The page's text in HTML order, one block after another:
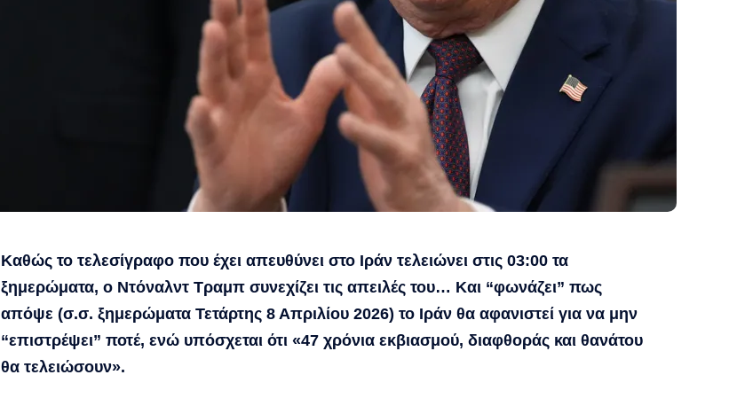
Καθώς το τελεσίγραφο που έχει απευθύνει στο Ιράν τελειώνει στις 03:00 τα
ξημερώματα, ο Ντόναλντ Τραμπ συνεχίζει τις απειλές του… Και “φωνάζει” πως
απόψε (σ.σ. ξημερώματα Τετάρτης 8 Απριλίου 2026) το Ιράν θα αφανιστεί για να μην
“επιστρέψει” ποτέ, ενώ υπόσχεται ότι «47 χρόνια εκβιασμού, διαφθοράς και θανάτου
θα τελειώσουν».